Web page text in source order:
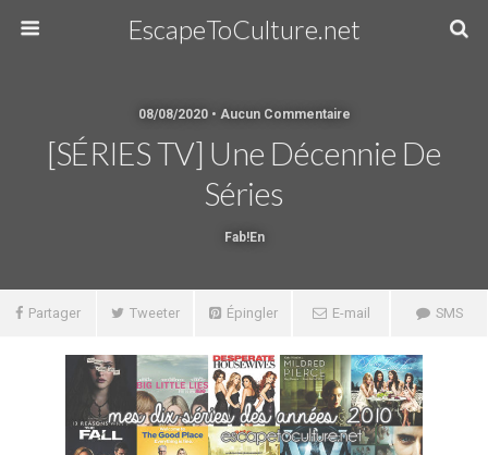
EscapeToCulture.net
08/08/2020 • Aucun Commentaire
[SÉRIES TV] Une Décennie De
Séries
Fab!en
Partager Tweeter Épingler E-mail SMS